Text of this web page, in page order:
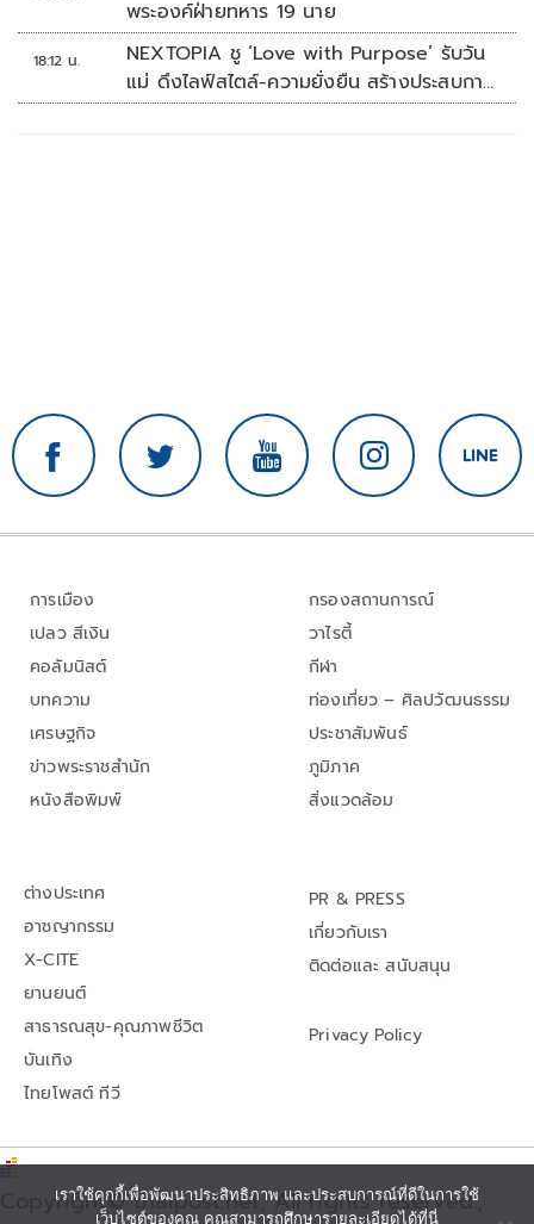
พระองค์ฝ่ายทหาร 19 นาย
18:12 น.
NEXTOPIA ชู ‘Love with Purpose’ รับวัน
แม่ ดึงไลฟ์สไตล์-ความยั่งยืน สร้างประสบกา
รณ์ช้อปปิงมีความหมาย
การเมือง
เปลว สีเงิน
คอลัมนิสต์
บทความ
เศรษฐกิจ
ข่าวพระราชสำนัก
หนังสือพิมพ์
กรองสถานการณ์
วาไรตี้
กีฬา
ท่องเที่ยว – ศิลปวัฒนธรรม
ประชาสัมพันธ์
ภูมิภาค
สิ่งแวดล้อม
ต่างประเทศ
อาชญากรรม
X-CITE
ยานยนต์
สาธารณสุข-คุณภาพชีวิต
บันเทิง
ไทยโพสต์ ทีวี
PR & PRESS
เกี่ยวกับเรา
ติดต่อและ สนับสนุน
Privacy Policy
Copyright© thaipost.net, All rights reserved.,
เราใช้คุกกี้เพื่อพัฒนาประสิทธิภาพ และประสบการณ์ที่ดีในการใช้
เว็บไซต์ของคุณ คุณสามารถศึกษารายละเอียดได้ที่นี่